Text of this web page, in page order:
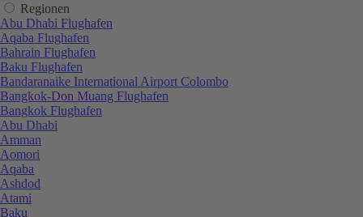
Regionen
Abu Dhabi Flughafen
Aqaba Flughafen
Bahrain Flughafen
Baku Flughafen
Bandaranaike International Airport Colombo
Bangkok-Don Muang Flughafen
Bangkok Flughafen
Abu Dhabi
Amman
Aomori
Aqaba
Ashdod
Atami
Baku